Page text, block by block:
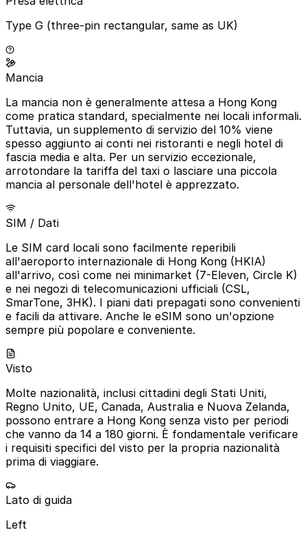
Type G (three-pin rectangular, same as UK)
Mancia
La mancia non è generalmente attesa a Hong Kong
come pratica standard, specialmente nei locali informali.
Tuttavia, un supplemento di servizio del 10% viene
spesso aggiunto ai conti nei ristoranti e negli hotel di
fascia media e alta. Per un servizio eccezionale,
arrotondare la tariffa del taxi o lasciare una piccola
mancia al personale dell'hotel è apprezzato.
SIM / Dati
Le SIM card locali sono facilmente reperibili
all'aeroporto internazionale di Hong Kong (HKIA)
all'arrivo, così come nei minimarket (7-Eleven, Circle K)
e nei negozi di telecomunicazioni ufficiali (CSL,
SmarTone, 3HK). I piani dati prepagati sono convenienti
e facili da attivare. Anche le eSIM sono un'opzione
sempre più popolare e conveniente.
Visto
Molte nazionalità, inclusi cittadini degli Stati Uniti,
Regno Unito, UE, Canada, Australia e Nuova Zelanda,
possono entrare a Hong Kong senza visto per periodi
che vanno da 14 a 180 giorni. È fondamentale verificare
i requisiti specifici del visto per la propria nazionalità
prima di viaggiare.
Lato di guida
Left